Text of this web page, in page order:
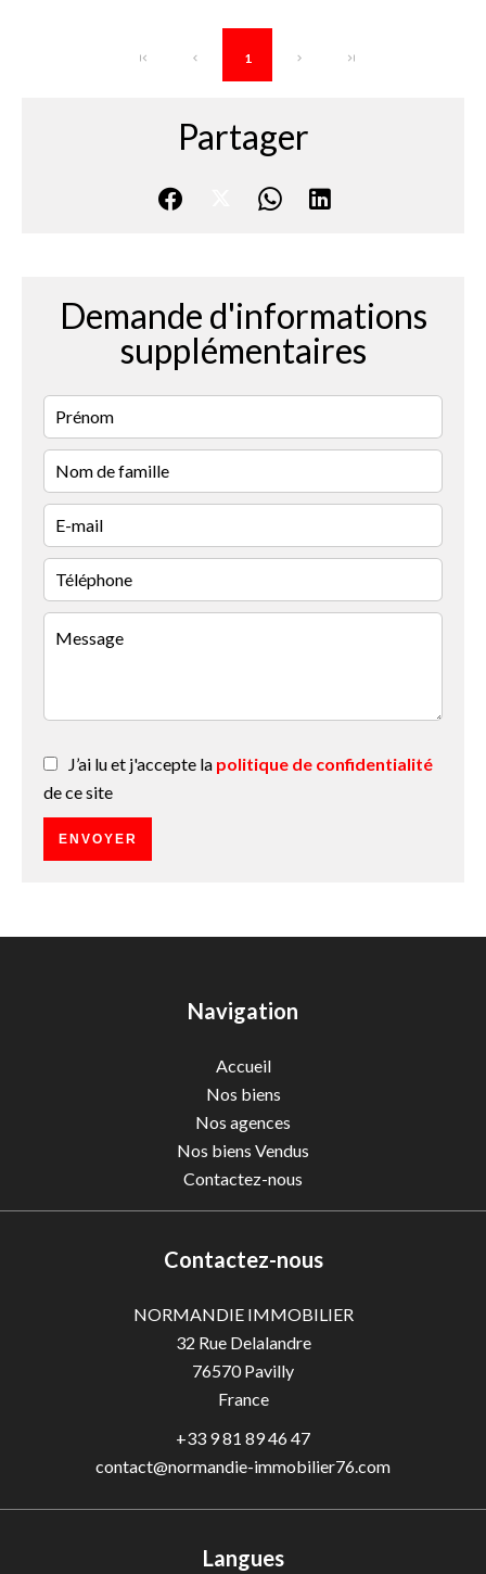
1
Partager
Demande d'informations
supplémentaires
J’ai lu et j'accepte la politique de confidentialité
de ce site
ENVOYER
Navigation
Accueil
Nos biens
Nos agences
Nos biens Vendus
Contactez-nous
Contactez-nous
NORMANDIE IMMOBILIER
32 Rue Delalandre
76570Pavilly
France
+33 9 81 89 46 47
contact@normandie-immobilier76.com
Langues